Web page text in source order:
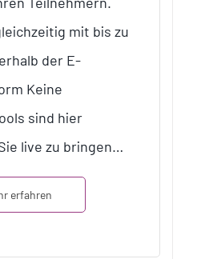
mit bis zu
der E-
Keine
sind hier
live zu bringen…
erfahren